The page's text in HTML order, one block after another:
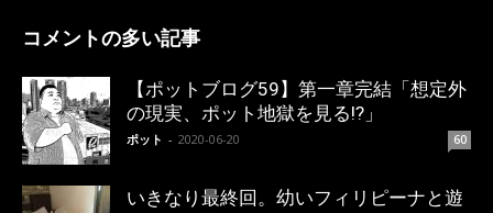
コメントの多い記事
【ポットブログ59】第一章完結「想定外
の現実、ポット地獄を見る!?」
ポット - 2020-06-20 60
いきなり最終回。幼いフィリピーナと遊